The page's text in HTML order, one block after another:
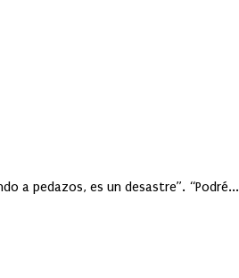
a pedazos, es un desastre”. “Podré...